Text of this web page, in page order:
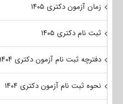
زمان آزمون دکتری ۱۴۰۵
ثبت نام دکتری ۱۴۰۵
دفترچه ثبت نام آزمون دکتری ۱۴۰۴
نحوه ثبت نام آزمون دکتری ۱۴۰۴